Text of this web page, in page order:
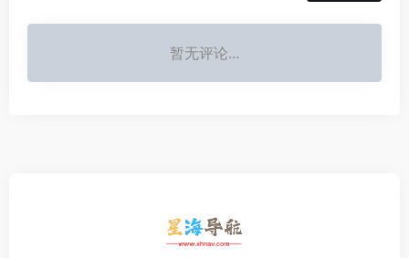
暂无评论...